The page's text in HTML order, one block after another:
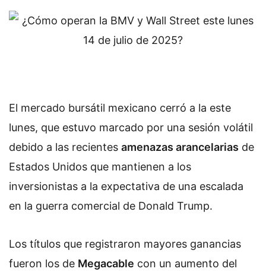
El mercado bursátil mexicano cerró a la este
lunes, que estuvo marcado por una sesión volátil
debido a las recientes amenazas arancelarias de
Estados Unidos que mantienen a los
inversionistas a la expectativa de una escalada
en la guerra comercial de Donald Trump.
Los títulos que registraron mayores ganancias
fueron los de Megacable con un aumento del